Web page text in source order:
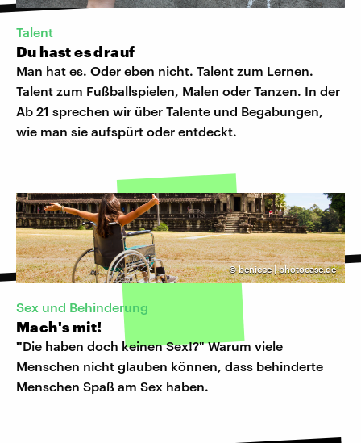
Talent
Du hast es drauf
Man hat es. Oder eben nicht. Talent zum Lernen.
Talent zum Fußballspielen, Malen oder Tanzen. In der
Ab 21 sprechen wir über Talente und Begabungen,
wie man sie aufspürt oder entdeckt.
©benicce | photocase.de
Sex und Behinderung
Mach's mit!
"Die haben doch keinen Sex!?" Warum viele
Menschen nicht glauben können, dass behinderte
Menschen Spaß am Sex haben.